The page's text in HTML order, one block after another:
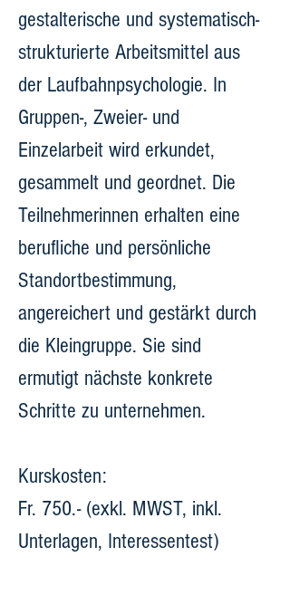
gestalterische und systematisch-
strukturierte Arbeitsmittel aus
der Laufbahnpsychologie. In
Gruppen-, Zweier- und
Einzelarbeit wird erkundet,
gesammelt und geordnet. Die
Teilnehmerinnen erhalten eine
berufliche und persönliche
Standortbestimmung,
angereichert und gestärkt durch
die Kleingruppe. Sie sind
ermutigt nächste konkrete
Schritte zu unternehmen.
Kurskosten:
Fr. 750.- (exkl. MWST, inkl.
Unterlagen, Interessentest)